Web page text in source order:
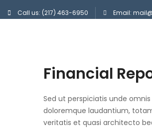
Call us: (217) 463-6950 Email:
Financial
Sed ut perspiciatis unde
doloremque laudantium,
veritatis et quasi architecto